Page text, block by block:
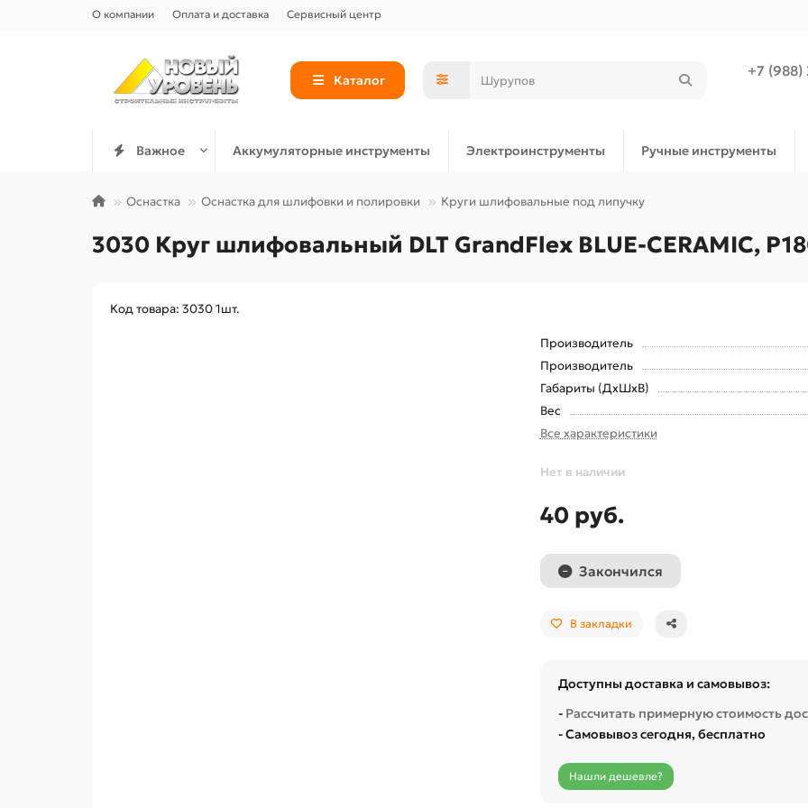
О компании Оплата и доставка Сервисный центр
Каталог
+7 (988)
Важное Аккумуляторные инструменты Электроинструменты Ручные инструменты
Оснастка Оснастка для шлифовки и полировки Круги шлифовальные под липучку
3030 Круг шлифовальный DLT GrandFlex BLUE-CERAMIC,
Код товара: 3030 1шт.
Производитель
Производитель
Габариты (ДхШхВ)
Вес
Все характеристики
Нет в наличии
40 руб.
Закончился
В закладки
Доступны доставка и самовывоз:
- Рассчитать примерную стоимость
- Самовывоз сегодня, бесплатно
Нашли дешевле?